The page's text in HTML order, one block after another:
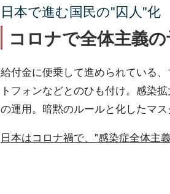
日本で進む国民の"囚人"化
コロナで全体主義
給付金に便乗して進められている
トフォンなどとのひも付け。感染
の運用。暗黙のルールと化したマ
日本はコロナ禍で、"感染症全体主